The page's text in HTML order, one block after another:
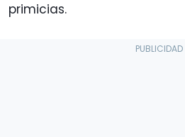
primicias.